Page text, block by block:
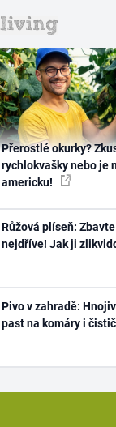
Přerostlé okurky?
rychlokvašky nebo je
americku!
Růžová plíseň:
nejdříve! Jak ji
Pivo v zahradě:
past na komáry i